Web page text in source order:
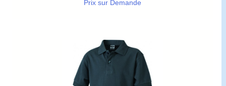
Prix sur Demande